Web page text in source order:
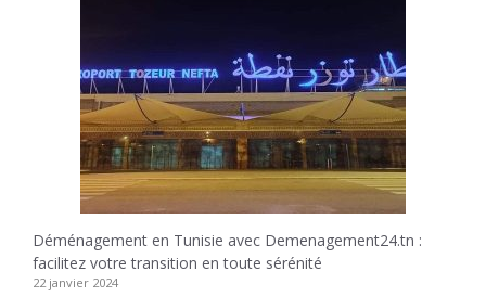
Déménagement en Tunisie avec Demenagement24.tn :
facilitez votre transition en toute sérénité
22 janvier 2024